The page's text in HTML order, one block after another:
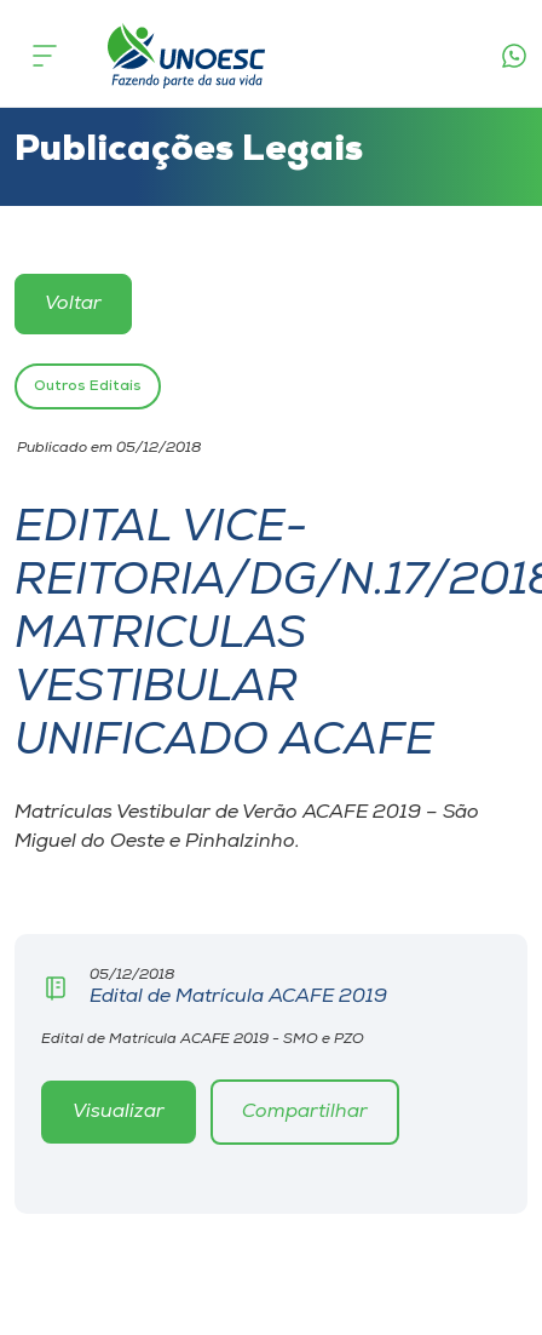
Cursos
Atendimento ao Estudante
Portal de Ensino
Unoesc
Internacionalização
I.nova
Diplomados
Cultura
CPA
Rádio
Museu
Publicações Legais
Voltar
Outros Editais
Publicado em 05/12/2018
EDITAL VICE-
REITORIA/DG/N.17/
MATRICULAS
VESTIBULAR
UNIFICADO ACAFE
Matrículas Vestibular de Verão ACAFE 2019 – São
Miguel do Oeste e Pinhalzinho.
05/12/2018
Edital de Matrícula ACAFE 2019
Edital de Matrícula ACAFE 2019 - SMO e PZO
Visualizar Compartilhar